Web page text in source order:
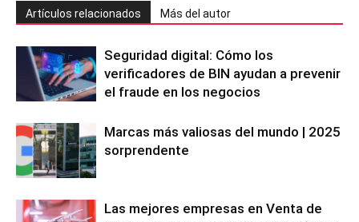
Artículos relacionados Más del autor
Seguridad digital: Cómo los
verificadores de BIN ayudan a prevenir
el fraude en los negocios
Marcas más valiosas del mundo | 2025
sorprendente
Las mejores empresas en Venta de